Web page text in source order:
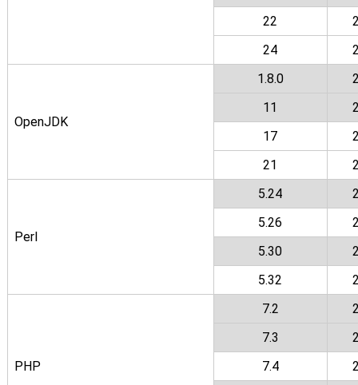
22
24
OpenJDK
1.8.0
11
17
21
Perl
5.24
5.26
5.30
5.32
PHP
7.2
7.3
7.4